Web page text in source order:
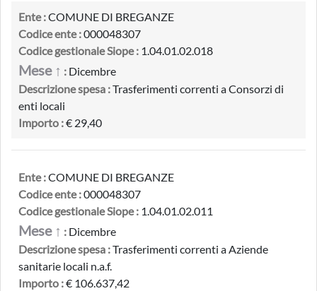
Ente :COMUNE DI BREGANZE
Codice ente :000048307
Codice gestionale Siope : 1.04.01.02.018
Mese ↑ : Dicembre
Descrizione spesa :Trasferimenti correnti a Consorzi di
enti locali
Importo :€ 29,40
Ente :COMUNE DI BREGANZE
Codice ente :000048307
Codice gestionale Siope : 1.04.01.02.011
Mese ↑ : Dicembre
Descrizione spesa :Trasferimenti correnti a Aziende
sanitarie locali n.a.f.
Importo :€ 106.637,42